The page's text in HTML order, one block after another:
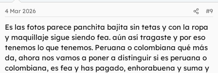
e
:
4 Mar 2026 #9
Es las fotos parece panchita bajita sin tetas y con la ropa
y maquillaje sigue siendo fea. aún así tragaste y por eso
tenemos lo que tenemos. Peruana o colombiana qué más
da, ahora nos vamos a poner a distinguir si es peruana o
colombiana, es fea y has pagado, enhorabuena y suma y